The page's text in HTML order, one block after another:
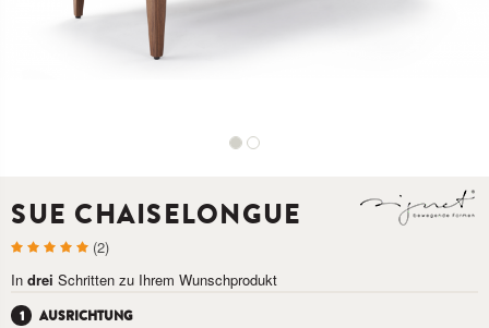
SUE CHAISELONGUE
(2)
Indrei Schritten zu Ihrem Wunschprodukt
AUSRICHTUNG